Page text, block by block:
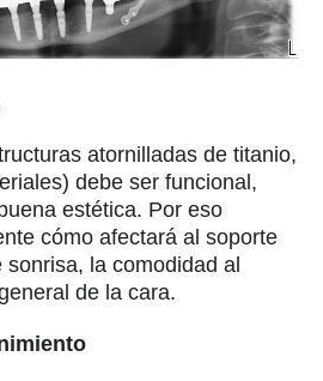
atornilladas de titanio,
debe ser funcional,
estética. Por eso
cómo afectará al soporte
la comodidad al
de la cara.